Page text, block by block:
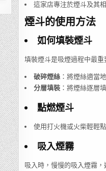
這家店專注於煙斗及其
煙斗的使用方法
如何填裝煙斗
填裝煙斗是吸煙過程中最重
破碎煙絲：將煙絲適當
分層填裝：將煙絲逐層
點燃煙斗
使用打火機或火柴輕輕
吸入煙霧
吸入時，慢慢的吸入煙霧